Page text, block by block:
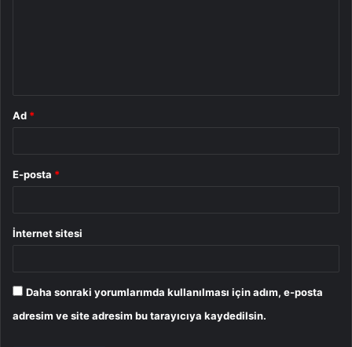
Ad *
E-posta *
İnternet sitesi
Daha sonraki yorumlarımda kullanılması için adım, e-posta
adresim ve site adresim bu tarayıcıya kaydedilsin.